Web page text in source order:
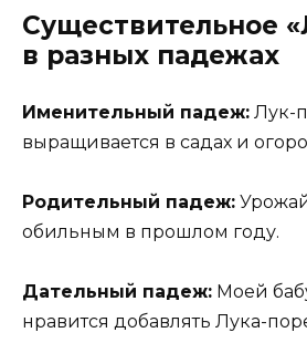
Существительное
в разных падежах
Именительный падеж: Лук-
выращивается в садах и
Родительный падеж:
обильным в прошлом году.
Дательный падеж: Моей
нравится добавлять Лука-